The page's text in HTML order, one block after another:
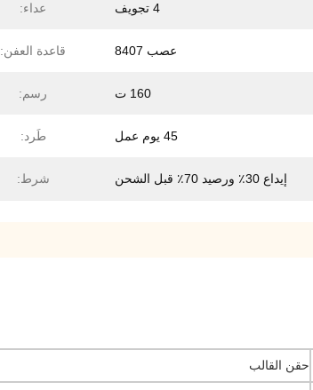
4 تجويف عداء:
عصب 8407 قاعدة العفن:
160 ت رسم:
45 يوم عمل طَرد:
إيداع 30٪ ورصيد 70٪ قبل الشحن شرط:
حقن القالب